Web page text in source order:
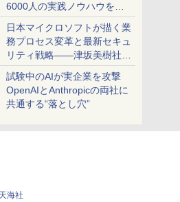
6000人の実践ノウハウを生
かした「AI商談記録 for
RICOH」を展開へ
日本マイクロソフトが描く業
務プロセス変革と最新セキュ
リティ戦略――津坂美樹社長
が2027年度戦略を説明
試験中のAIが実企業を攻撃
OpenAIとAnthropicの両社に
共通する“落とし穴”
天海社